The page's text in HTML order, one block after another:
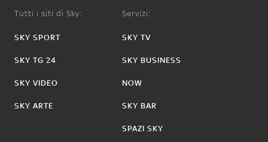
Tutti i siti di Sky:
SKY SPORT
SKY TG 24
SKY VIDEO
SKY ARTE
Servizi:
SKY TV
SKY BUSINESS
NOW
SKY BAR
SPAZI SKY